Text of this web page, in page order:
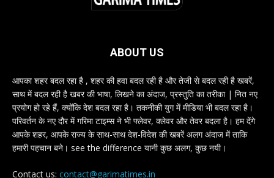
ABOUT US
आपका शहर बदल रहा है , शहर की हवा बदल रही है और तेजी से बदल रही है खबरें,
साथ में बदल रही है खबर की भाषा, लिखने का अंदाज, प्रस्तुति का तरीका | नित नए
प्रयोग हो रहे हैं, क्योंकि देश बदल रहा है। तकनीकी युग में मीडिया भी बदल रहा है।
परिवर्तन के नए दौर में गरिमा टाइम्स ने भी फ्लेवर, क्लेवर और तेवर बदला है। हम देंगे
आपके शहर, आपके राज्य के साथ-साथ देश-विदेश की खबरें अलग अंदाज में ताकि
हमारी पहचान बने। see the difference यानी कुछ अलग, कुछ नयी।
Contact us: contact@garimatimes.in